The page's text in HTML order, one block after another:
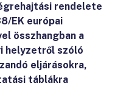
rendelete
EK európai
összhangban a
helyzetről szóló
eljárásokra,
táblákra